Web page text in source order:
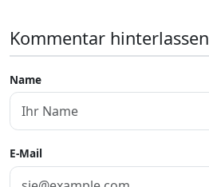
Kommentar hinterlassen
Name
E-Mail